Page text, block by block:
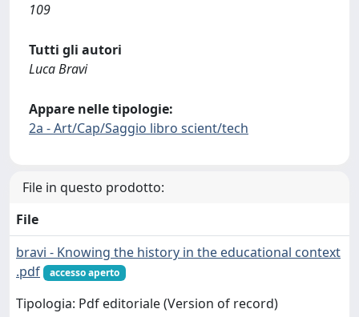
109
Tutti gli autori
Luca Bravi
Appare nelle tipologie:
2a - Art/Cap/Saggio libro scient/tech
File in questo prodotto:
File
bravi - Knowing the history in the educational context
.pdf
accesso aperto
Tipologia: Pdf editoriale (Version of record)